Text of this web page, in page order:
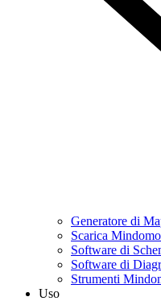
Generatore di
Scarica
Software di
Software di
Strumenti
Uso